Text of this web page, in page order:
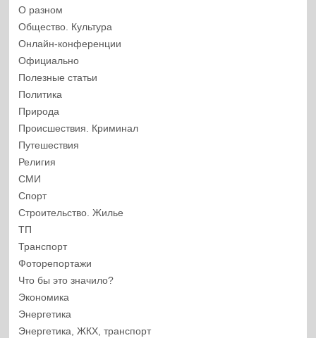
О разном
Общество. Культура
Онлайн-конференции
Официально
Полезные статьи
Политика
Природа
Происшествия. Криминал
Путешествия
Религия
СМИ
Спорт
Строительство. Жилье
ТП
Транспорт
Фоторепортажи
Что бы это значило?
Экономика
Энергетика
Энергетика, ЖКХ, транспорт